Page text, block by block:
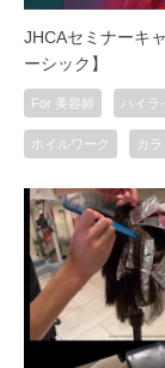
JHCAセミナーキ
ーシック】
For 美容師 ハイラ
ホイルワーク カ